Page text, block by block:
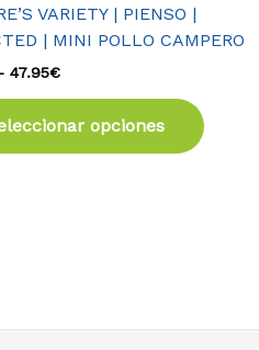
VARIETY | PIENSO |
| MINI POLLO CAMPERO
47.95€
hasta
47.95€
opciones
Las
pueden